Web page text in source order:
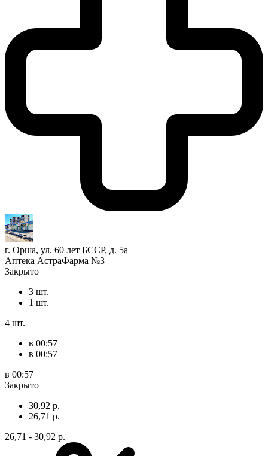
г. Орша, ул. 60 лет БССР, д. 5а
Аптека АстраФарма №3
Закрыто
3 шт.
1 шт.
4 шт.
в 00:57
в 00:57
в 00:57
Закрыто
30,92 р.
26,71 р.
26,71 - 30,92 р.